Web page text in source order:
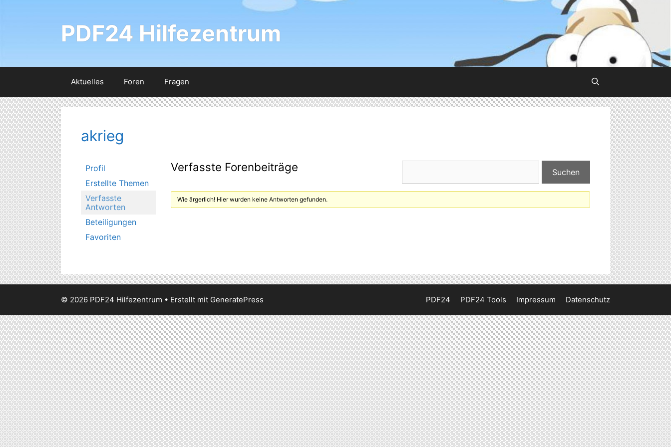
PDF24 Hilfezentrum
Aktuelles Foren Fragen
akrieg
Profil
Erstellte Themen
Verfasste
Antworten
Beteiligungen
Favoriten
Verfasste Forenbeiträge
Wie ärgerlich! Hier wurden keine Antworten gefunden.
PDF24 PDF24 Tools Impressum Datenschutz
© 2026 PDF24 Hilfezentrum • Erstellt mit GeneratePress